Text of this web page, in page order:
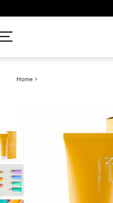
Home >
Solaire
Brumes
Blush
à Lèvres